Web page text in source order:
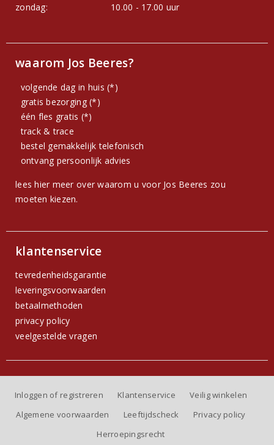
zondag:
10.00 - 17.00 uur
waarom Jos Beeres?
volgende dag in huis (*)
gratis bezorging (*)
één fles gratis (*)
track & trace
bestel gemakkelijk telefonisch
ontvang persoonlijk advies
lees hier meer over waarom u voor Jos Beeres zou
moeten kiezen.
klantenservice
tevredenheidsgarantie
leveringsvoorwaarden
betaalmethoden
privacy policy
veelgestelde vragen
Inloggen of registreren Klantenservice
Veilig winkelen
Algemene voorwaarden
Leeftijdscheck
Privacy policy
Herroepingsrecht